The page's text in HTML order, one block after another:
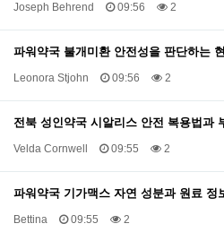
Joseph Behrend 09:56 2
파워약국 불개미환 안전성을 판단하는
Leonora Stjohn 09:56 2
전북 성인약국 시알리스 안전 복용법과
Velda Cornwell 09:55 2
파워약국 기가맥스 자연 성분과 원료 정
Bettina 09:55 2